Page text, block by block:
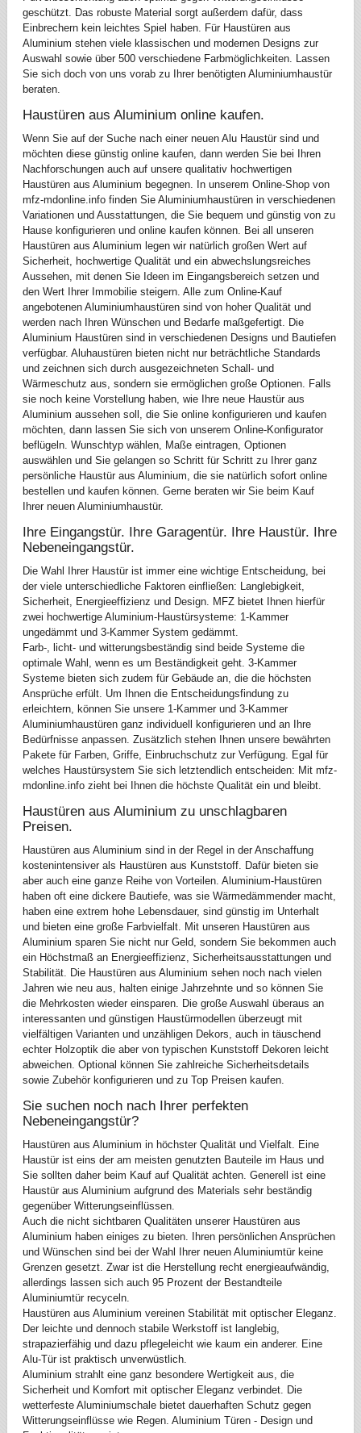
geschützt. Das robuste Material sorgt außerdem dafür, dass
Einbrechern kein leichtes Spiel haben. Für Haustüren aus
Aluminium stehen viele klassischen und modernen Designs zur
Auswahl sowie über 500 verschiedene Farbmöglichkeiten. Lassen
Sie sich doch von uns vorab zu Ihrer benötigten Aluminiumhaustür
beraten.
Haustüren aus Aluminium online kaufen.
Wenn Sie auf der Suche nach einer neuen Alu Haustür sind und
möchten diese günstig online kaufen, dann werden Sie bei Ihren
Nachforschungen auch auf unsere qualitativ hochwertigen
Haustüren aus Aluminium begegnen. In unserem Online-Shop von
mfz-mdonline.info finden Sie Aluminiumhaustüren in verschiedenen
Variationen und Ausstattungen, die Sie bequem und günstig von zu
Hause konfigurieren und online kaufen können. Bei all unseren
Haustüren aus Aluminium legen wir natürlich großen Wert auf
Sicherheit, hochwertige Qualität und ein abwechslungsreiches
Aussehen, mit denen Sie Ideen im Eingangsbereich setzen und
den Wert Ihrer Immobilie steigern. Alle zum Online-Kauf
angebotenen Aluminiumhaustüren sind von hoher Qualität und
werden nach Ihren Wünschen und Bedarfe maßgefertigt. Die
Aluminium Haustüren sind in verschiedenen Designs und Bautiefen
verfügbar. Aluhaustüren bieten nicht nur beträchtliche Standards
und zeichnen sich durch ausgezeichneten Schall- und
Wärmeschutz aus, sondern sie ermöglichen große Optionen. Falls
sie noch keine Vorstellung haben, wie Ihre neue Haustür aus
Aluminium aussehen soll, die Sie online konfigurieren und kaufen
möchten, dann lassen Sie sich von unserem Online-Konfigurator
beflügeln. Wunschtyp wählen, Maße eintragen, Optionen
auswählen und Sie gelangen so Schritt für Schritt zu Ihrer ganz
persönliche Haustür aus Aluminium, die sie natürlich sofort online
bestellen und kaufen können. Gerne beraten wir Sie beim Kauf
Ihrer neuen Aluminiumhaustür.
Ihre Eingangstür. Ihre Garagentür. Ihre Haustür. Ihre
Nebeneingangstür.
Die Wahl Ihrer Haustür ist immer eine wichtige Entscheidung, bei
der viele unterschiedliche Faktoren einfließen: Langlebigkeit,
Sicherheit, Energieeffizienz und Design. MFZ bietet Ihnen hierfür
zwei hochwertige Aluminium-Haustürsysteme: 1-Kammer
ungedämmt und 3-Kammer System gedämmt.
Farb-, licht- und witterungsbeständig sind beide Systeme die
optimale Wahl, wenn es um Beständigkeit geht. 3-Kammer
Systeme bieten sich zudem für Gebäude an, die die höchsten
Ansprüche erfült. Um Ihnen die Entscheidungsfindung zu
erleichtern, können Sie unsere 1-Kammer und 3-Kammer
Aluminiumhaustüren ganz individuell konfigurieren und an Ihre
Bedürfnisse anpassen. Zusätzlich stehen Ihnen unsere bewährten
Pakete für Farben, Griffe, Einbruchschutz zur Verfügung. Egal für
welches Haustürsystem Sie sich letztendlich entscheiden: Mit mfz-
mdonline.info zieht bei Ihnen die höchste Qualität ein und bleibt.
Haustüren aus Aluminium zu unschlagbaren
Preisen.
Haustüren aus Aluminium sind in der Regel in der Anschaffung
kostenintensiver als Haustüren aus Kunststoff. Dafür bieten sie
aber auch eine ganze Reihe von Vorteilen. Aluminium-Haustüren
haben oft eine dickere Bautiefe, was sie Wärmedämmender macht,
haben eine extrem hohe Lebensdauer, sind günstig im Unterhalt
und bieten eine große Farbvielfalt. Mit unseren Haustüren aus
Aluminium sparen Sie nicht nur Geld, sondern Sie bekommen auch
ein Höchstmaß an Energieeffizienz, Sicherheitsausstattungen und
Stabilität. Die Haustüren aus Aluminium sehen noch nach vielen
Jahren wie neu aus, halten einige Jahrzehnte und so können Sie
die Mehrkosten wieder einsparen. Die große Auswahl überaus an
interessanten und günstigen Haustürmodellen überzeugt mit
vielfältigen Varianten und unzähligen Dekors, auch in täuschend
echter Holzoptik die aber von typischen Kunststoff Dekoren leicht
abweichen. Optional können Sie zahlreiche Sicherheitsdetails
sowie Zubehör konfigurieren und zu Top Preisen kaufen.
Sie suchen noch nach Ihrer perfekten
Nebeneingangstür?
Haustüren aus Aluminium in höchster Qualität und Vielfalt. Eine
Haustür ist eins der am meisten genutzten Bauteile im Haus und
Sie sollten daher beim Kauf auf Qualität achten. Generell ist eine
Haustür aus Aluminium aufgrund des Materials sehr beständig
gegenüber Witterungseinflüssen.
Auch die nicht sichtbaren Qualitäten unserer Haustüren aus
Aluminium haben einiges zu bieten. Ihren persönlichen Ansprüchen
und Wünschen sind bei der Wahl Ihrer neuen Aluminiumtür keine
Grenzen gesetzt. Zwar ist die Herstellung recht energieaufwändig,
allerdings lassen sich auch 95 Prozent der Bestandteile
Aluminiumtür recyceln.
Haustüren aus Aluminium vereinen Stabilität mit optischer Eleganz.
Der leichte und dennoch stabile Werkstoff ist langlebig,
strapazierfähig und dazu pflegeleicht wie kaum ein anderer. Eine
Alu-Tür ist praktisch unverwüstlich.
Aluminium strahlt eine ganz besondere Wertigkeit aus, die
Sicherheit und Komfort mit optischer Eleganz verbindet. Die
wetterfeste Aluminiumschale bietet dauerhaften Schutz gegen
Witterungseinflüsse wie Regen. Aluminium Türen - Design und